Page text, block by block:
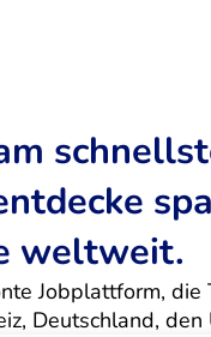
weltweit.
Jobplattform,
Deutschland,